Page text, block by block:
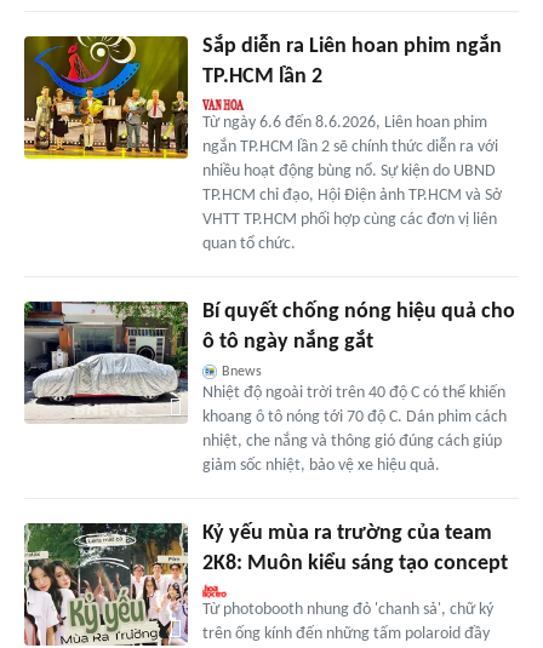
Sắp diễn ra Liên hoan phim ngắn
TP.HCM lần 2
Từ ngày 6.6 đến 8.6.2026, Liên hoan phim
ngắn TP.HCM lần 2 sẽ chính thức diễn ra với
nhiều hoạt động bùng nổ. Sự kiện do UBND
TP.HCM chỉ đạo, Hội Điện ảnh TP.HCM và Sở
VHTT TP.HCM phối hợp cùng các đơn vị liên
quan tổ chức.
Bí quyết chống nóng hiệu quả cho
ô tô ngày nắng gắt
Bnews
Nhiệt độ ngoài trời trên 40 độ C có thể khiến
khoang ô tô nóng tới 70 độ C. Dán phim cách
nhiệt, che nắng và thông gió đúng cách giúp
giảm sốc nhiệt, bảo vệ xe hiệu quả.
Kỷ yếu mùa ra trường của team
2K8: Muôn kiểu sáng tạo concept
Từ photobooth nhung đỏ 'chanh sả', chữ ký
trên ống kính đến những tấm polaroid đầy